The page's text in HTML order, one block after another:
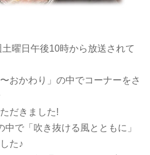
曜日午後10時から放送されて
おかわり」の中でコーナーをさ
だきました!
で「吹き抜ける風とともに」
た♪